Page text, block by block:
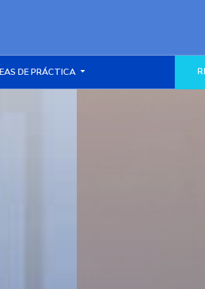
DE PRÁCTICA